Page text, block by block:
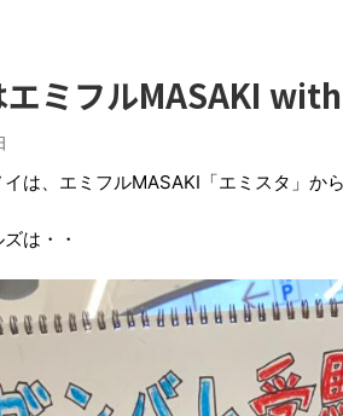
ミフルMASAKI with
は、エミフルMASAKI「エミスタ」か
は・・